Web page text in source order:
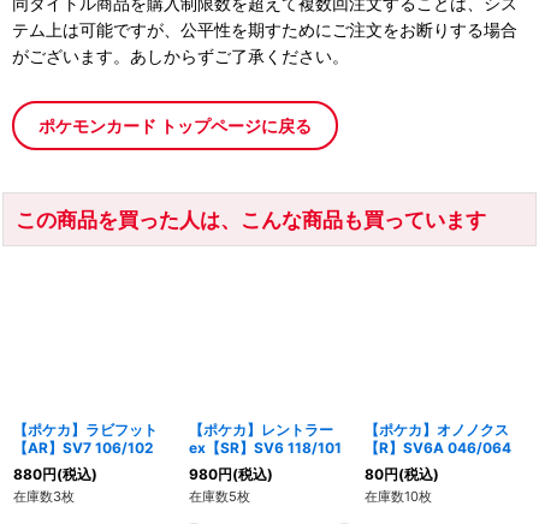
テム上は可能ですが、公平性を期すためにご注文をお断りする場合
がございます。あしからずご了承ください。
ポケモンカード トップページに戻る
この商品を買った人は、こんな商品も買っています
【ポケカ】ラビフット
【AR】SV7 106/102
880円(税込)
在庫数3枚
【ポケカ】レントラー
ex【SR】SV6 118/101
980円(税込)
在庫数5枚
【ポケカ】オノノクス
【R】SV6A 046/064
80円(税込)
在庫数10枚